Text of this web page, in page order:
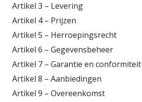
Artikel 3 – Levering
Artikel 4 – Prijzen
Artikel 5 – Herroepingsrecht
Artikel 6 – Gegevensbeheer
Artikel 7 – Garantie en conformiteit
Artikel 8 – Aanbiedingen
Artikel 9 – Overeenkomst